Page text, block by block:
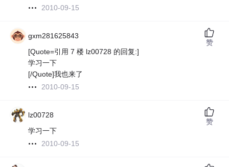
2010-09-15
gxm281625843
[Quote=引用 7 楼 lz00728 的回复:]
学习一下
[/Quote]我也来了
2010-09-15
赞
lz00728
学习一下
2010-09-15
赞